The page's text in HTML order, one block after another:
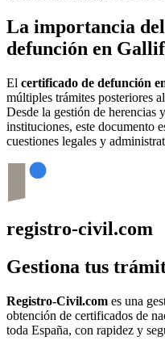
La importancia
defunción en
El certificado de defunción
múltiples trámites posteriores
Desde la gestión de herencias
instituciones, este documento
cuestiones legales y
registro-civil.com
Gestiona tus
Registro-Civil.com es una
obtención de certificados de
toda España, con rapidez y